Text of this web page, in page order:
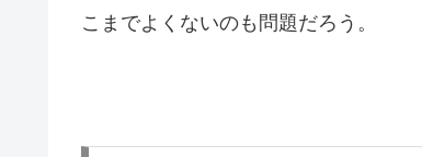
こまでよくないのも問題だろう。